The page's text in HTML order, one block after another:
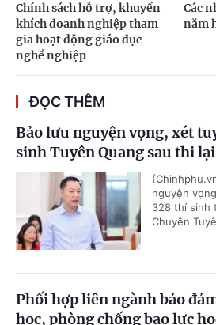
Chính sách hỗ trợ, khuyến
khích doanh nghiệp tham
gia hoạt động giáo dục
nghề nghiệp
Các
năm
ĐỌC THÊM
Bảo lưu nguyện vọng, xét
sinh Tuyên Quang sau thi lại
nguyện
328 thí sinh
Chuyên
Phối hợp liên ngành bảo
học, phòng chống bạo lực